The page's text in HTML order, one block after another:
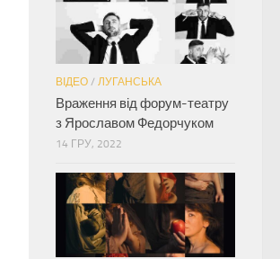
ВІДЕО / ЛУГАНСЬКА
Враження від форум-театру
з Ярославом Федорчуком
14 ГРУ, 2022